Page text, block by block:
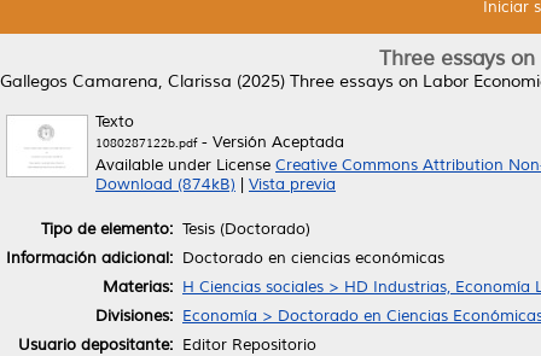
Iniciar
Three essays
Gallegos Camarena, Clarissa (2025) Three essays on Labor
Texto
1080287122b.pdf- Versión Aceptada
Available under License Creative Commons Attribution
Download (874kB)
Vista previa
Tipo de elemento: Tesis (Doctorado)
Información adicional: Doctorado en ciencias económicas
Materias: H Ciencias sociales > HD Industrias, Economía
Divisiones: Economía > Doctorado en Ciencias
Usuario depositante: Editor Repositorio